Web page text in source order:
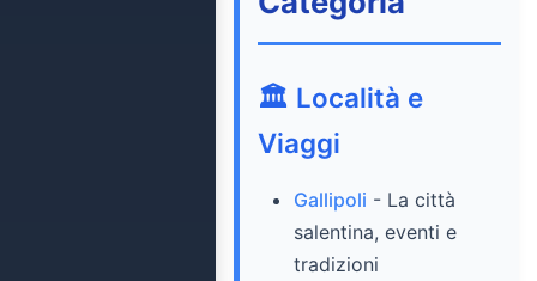
🏛️ Località e
Viaggi
Gallipoli - La città
salentina, eventi e
tradizioni